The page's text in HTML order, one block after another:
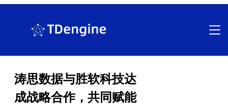
涛思数据与胜软科技达
成战略合作，共同赋能